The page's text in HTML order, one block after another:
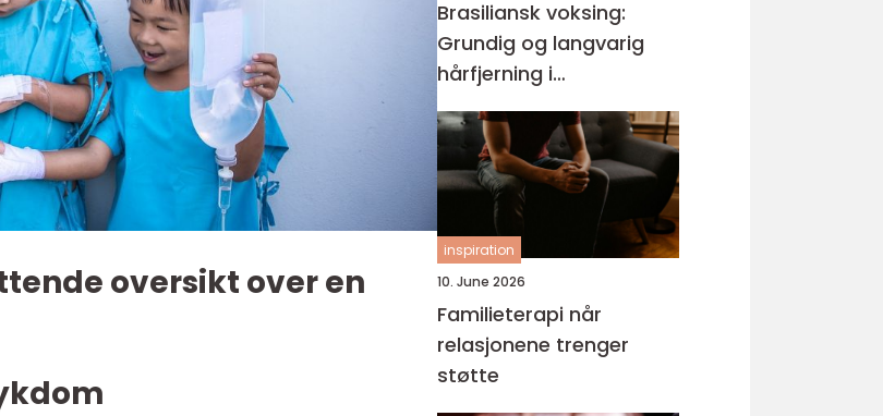
oversikt over en
Brasiliansk voksing:
Grundig og langvarig
hårfjerning i
intimområdet
inspiration
10. June 2026
Familieterapi når
relasjonene trenger
støtte